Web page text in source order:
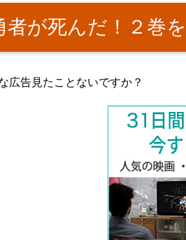
者が死んだ！２巻
広告見たことないですか？